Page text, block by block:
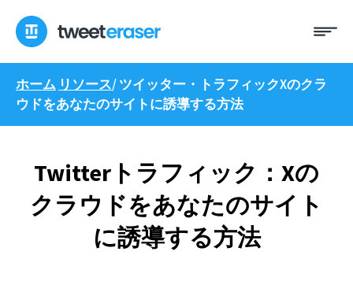
ン
ス
メ
ホーム リソース/ツイッター・トラフィックXのクラ
ウドをあなたのサイトに誘導する方法
Twitterトラフィック：Xの
クラウドをあなたのサイト
に誘導する方法